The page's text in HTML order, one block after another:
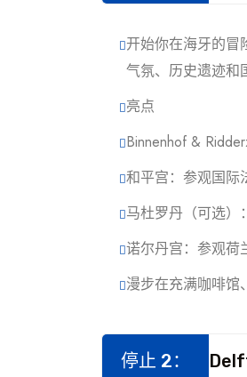
开始你在海牙的冒
气氛、历史遗迹和
亮点
Binnenhof &
和平宫：参观国际
马杜罗丹（可选）
诺尔丹宫：参观荷
漫步在充满咖啡馆
停止 2：